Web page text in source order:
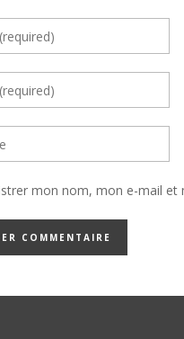
mon nom, mon e-mail